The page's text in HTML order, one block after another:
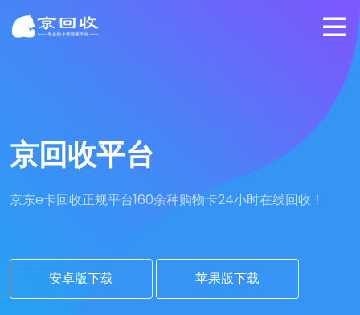
京回收平台
京东e卡回收正规平台160余种购物卡24小时在线回收！
安卓版下载 苹果版下载